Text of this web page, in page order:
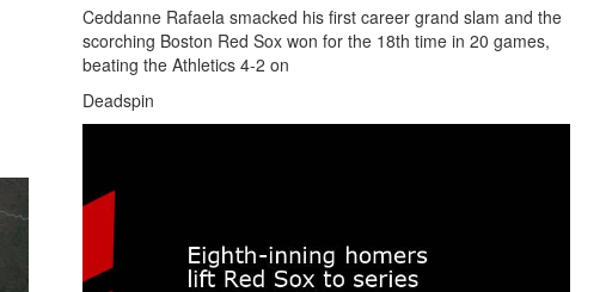
Ceddanne Rafaela smacked his first career grand slam and the
scorching Boston Red Sox won for the 18th time in 20 games,
beating the Athletics 4-2 on
Deadspin